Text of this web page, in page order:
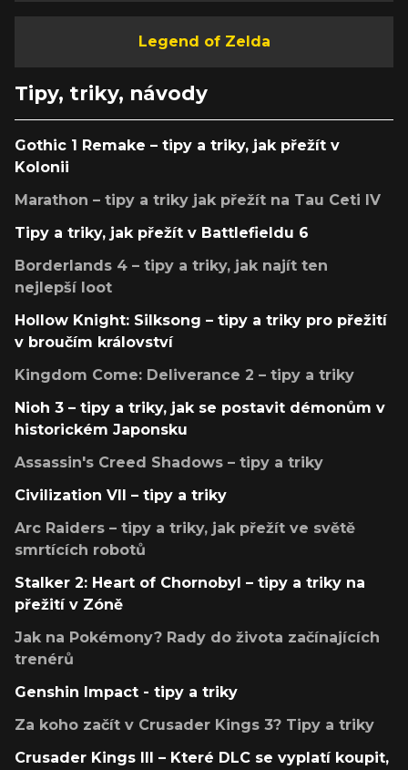
Legend of Zelda
Tipy, triky, návody
Gothic 1 Remake – tipy a triky, jak přežít v
Kolonii
Marathon – tipy a triky jak přežít na Tau Ceti IV
Tipy a triky, jak přežít v Battlefieldu 6
Borderlands 4 – tipy a triky, jak najít ten
nejlepší loot
Hollow Knight: Silksong – tipy a triky pro přežití
v broučím království
Kingdom Come: Deliverance 2 – tipy a triky
Nioh 3 – tipy a triky, jak se postavit démonům v
historickém Japonsku
Assassin's Creed Shadows – tipy a triky
Civilization VII – tipy a triky
Arc Raiders – tipy a triky, jak přežít ve světě
smrtících robotů
Stalker 2: Heart of Chornobyl – tipy a triky na
přežití v Zóně
Jak na Pokémony? Rady do života začínajících
trenérů
Genshin Impact - tipy a triky
Za koho začít v Crusader Kings 3? Tipy a triky
Crusader Kings III – Které DLC se vyplatí koupit,